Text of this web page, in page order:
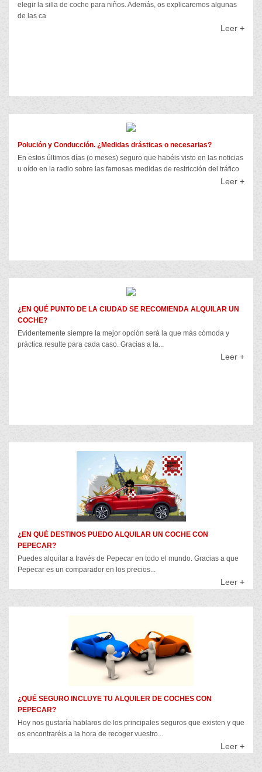
elegir la silla de coche para niños. Además, os explicaremos algunas
de las ca
Leer +
Polución y Conducción. ¿Medidas drásticas o necesarias?
En estos últimos días (o meses) seguro que habéis visto en las noticias
u oído en la radio sobre las famosas medidas de restricción del tráfico
Leer +
¿EN QUÉ PUNTO DE LA CIUDAD SE RECOMIENDA ALQUILAR UN
COCHE?
Evidentemente siempre la mejor opción será la que más cómoda y
práctica resulte para cada caso. Gracias a la...
Leer +
¿EN QUÉ DESTINOS PUEDO ALQUILAR UN COCHE CON
PEPECAR?
Puedes alquilar a través de Pepecar en todo el mundo. Gracias a que
Pepecar es un comparador en los precios...
Leer +
¿QUÉ SEGURO INCLUYE TU ALQUILER DE COCHES CON
PEPECAR?
Hoy nos gustaría hablaros de los principales seguros que existen y que
os encontraréis a la hora de recoger vuestro...
Leer +